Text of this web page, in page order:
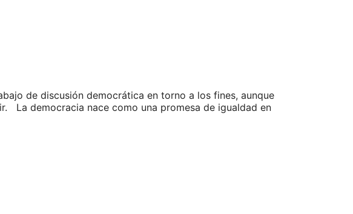
de discusión democrática en torno a los fines, aunque
La democracia nace como una promesa de igualdad en